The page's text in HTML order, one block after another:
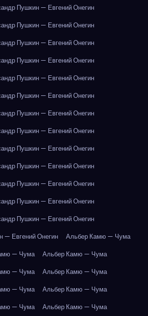
Пушкин — Евгений Онегин
Пушкин — Евгений Онегин
Пушкин — Евгений Онегин
Пушкин — Евгений Онегин
Пушкин — Евгений Онегин
Пушкин — Евгений Онегин
Пушкин — Евгений Онегин
Пушкин — Евгений Онегин
Пушкин — Евгений Онегин
Пушкин — Евгений Онегин
Пушкин — Евгений Онегин
Пушкин — Евгений Онегин
Пушкин — Евгений Онегин
— Евгений Онегин
Альбер Камю — Чума
— Чума
Альбер Камю — Чума
— Чума
Альбер Камю — Чума
— Чума
Альбер Камю — Чума
— Чума
Альбер Камю — Чума